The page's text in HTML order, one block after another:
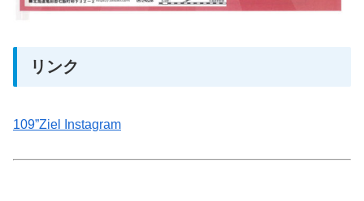
リンク
109”Ziel Instagram